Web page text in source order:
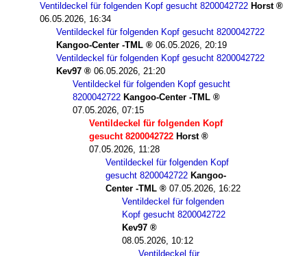
Ventildeckel für folgenden Kopf gesucht 8200042722 Horst
06.05.2026, 16:34
Ventildeckel für folgenden Kopf gesucht 8200042722
Kangoo-Center -TML
06.05.2026, 20:19
Ventildeckel für folgenden Kopf gesucht 8200042722
Kev97
06.05.2026, 21:20
Ventildeckel für folgenden Kopf gesucht
8200042722 Kangoo-Center -TML
07.05.2026, 07:15
Ventildeckel für folgenden Kopf
gesucht 8200042722 Horst
07.05.2026, 11:28
Ventildeckel für folgenden Kopf
gesucht 8200042722 Kangoo-
Center -TML
07.05.2026, 16:22
Ventildeckel für folgenden
Kopf gesucht 8200042722
Kev97
08.05.2026, 10:12
Ventildeckel für